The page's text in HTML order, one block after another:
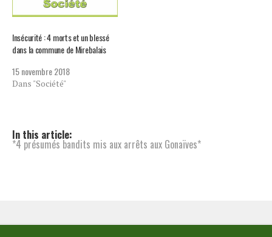
Insécurité : 4 morts et un blessé
dans la commune de Mirebalais
15 novembre 2018
Dans "Société"
In this article:
*4 présumés bandits mis aux arrêts aux Gonaïves*